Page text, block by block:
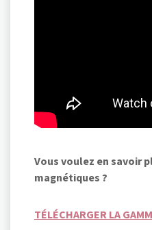
Vous voulez en savoir
magnétiques ?
TÉLÉCHARGER LA